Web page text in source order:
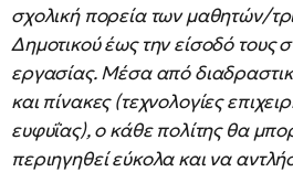
σχολική πορεία των μαθητών/
Δημοτικού έως την είσοδό τους
εργασίας. Μέσα από
και πίνακες (τεχνολογίες
ευφυΐας), ο κάθε πολίτης θα
περιηγηθεί εύκολα και να